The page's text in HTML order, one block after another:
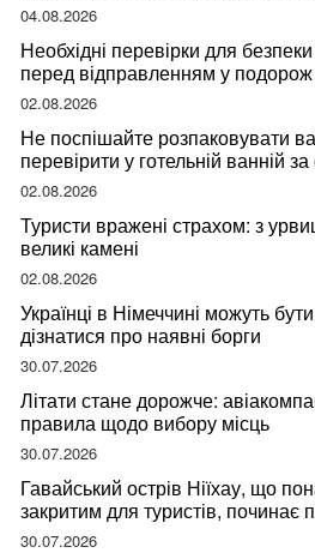
04.08.2026
Необхідні перевірки для
перед відправленням у подорож
02.08.2026
Не поспішайте розпаковувати
перевірити у готельній ванній
мандрівниці
02.08.2026
Туристи вражені страхом: з
великі камені
02.08.2026
Українці в Німеччині можуть
дізнатися про наявні борги
30.07.2026
Літати стане дорожче:
правила щодо вибору місць
30.07.2026
Гавайський острів Ніїхау, що
закритим для туристів,
відвідувачів
30.07.2026